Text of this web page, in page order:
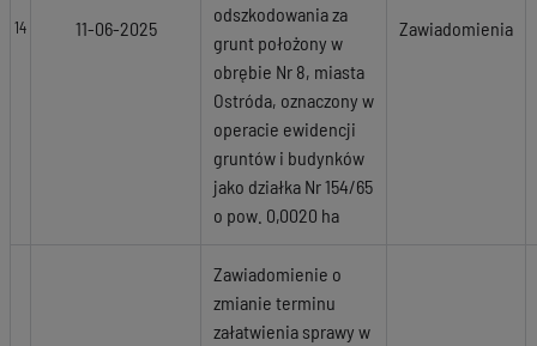
14 11-06-2025
odszkodowania za
grunt położony w
obrębie Nr 8, miasta
Ostróda, oznaczony w
operacie ewidencji
gruntów i budynków
jako działka Nr 154/65
o pow. 0,0020 ha
Zawiadomienia
Zawiadomienie o
zmianie terminu
załatwienia sprawy w